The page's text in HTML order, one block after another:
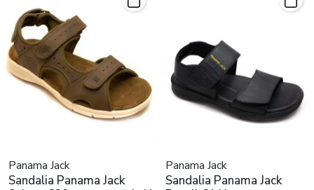
Panama Jack
Sandalia Panama Jack
Panama Jack
Sandalia Panama Jack